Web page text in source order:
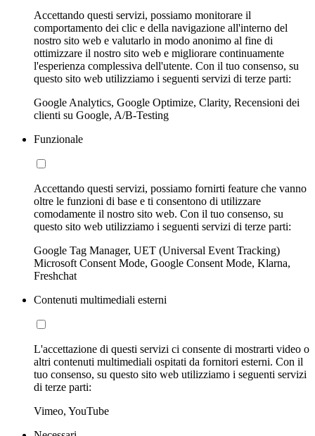
Accettando questi servizi, possiamo monitorare il
comportamento dei clic e della navigazione all'interno del
nostro sito web e valutarlo in modo anonimo al fine di
ottimizzare il nostro sito web e migliorare continuamente
l'esperienza complessiva dell'utente. Con il tuo consenso, su
questo sito web utilizziamo i seguenti servizi di terze parti:
Google Analytics, Google Optimize, Clarity, Recensioni dei
clienti su Google, A/B-Testing
Funzionale
Accettando questi servizi, possiamo fornirti feature che vanno
oltre le funzioni di base e ti consentono di utilizzare
comodamente il nostro sito web. Con il tuo consenso, su
questo sito web utilizziamo i seguenti servizi di terze parti:
Google Tag Manager, UET (Universal Event Tracking)
Microsoft Consent Mode, Google Consent Mode, Klarna,
Freshchat
Contenuti multimediali esterni
L'accettazione di questi servizi ci consente di mostrarti video o
altri contenuti multimediali ospitati da fornitori esterni. Con il
tuo consenso, su questo sito web utilizziamo i seguenti servizi
di terze parti:
Vimeo, YouTube